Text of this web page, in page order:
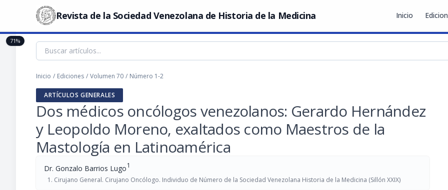
Revista de la Sociedad Venezolana de Historia de la Medicina Inicio
Inicio / Ediciones / Volumen 70 / Número 1-2
ARTÍCULOS GENERALES
Dos médicos oncólogos venezolanos: Gerardo Hernández
y Leopoldo Moreno, exaltados como Maestros de la
Mastología en Latinoamérica
Dr. Gonzalo Barrios Lugo1
Cirujano General. Cirujano Oncólogo. Individuo de Número de la Sociedad Venezolana Historia de la Medicina (Sillón XXIX)
71%